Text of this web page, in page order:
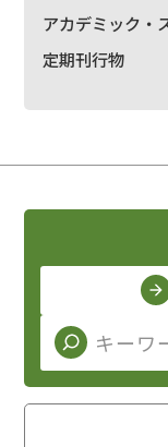
アカデミック・
定期刊行物